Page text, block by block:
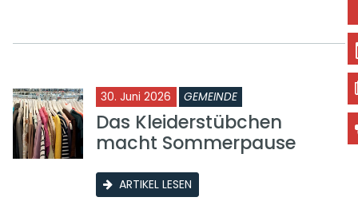
30. Juni 2026 GEMEINDE
Das Kleiderstübchen
macht Sommerpause
ARTIKEL LESEN